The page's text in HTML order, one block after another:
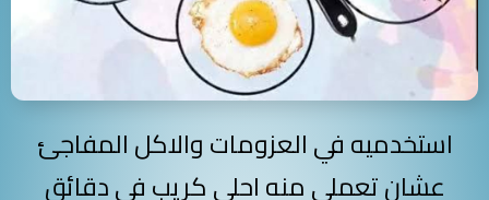
استخدميه في العزومات والاكل المفاجئ
عشان تعملي منه احلى كريب في دقائق